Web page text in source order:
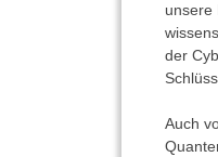
unsere
der
Auch